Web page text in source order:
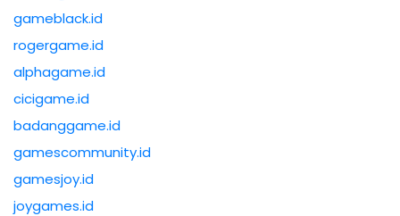
gameblack.id
rogergame.id
alphagame.id
cicigame.id
badanggame.id
gamescommunity.id
gamesjoy.id
joygames.id